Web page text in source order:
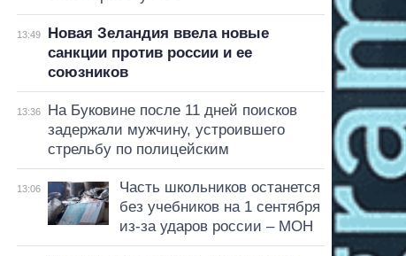
13:49
Новая Зеландия ввела новые
санкции против россии и ее
союзников
13:36
На Буковине после 11 дней поисков
задержали мужчину, устроившего
стрельбу по полицейским
13:06
Часть школьников останется
без учебников на 1 сентября
из-за ударов россии – МОН